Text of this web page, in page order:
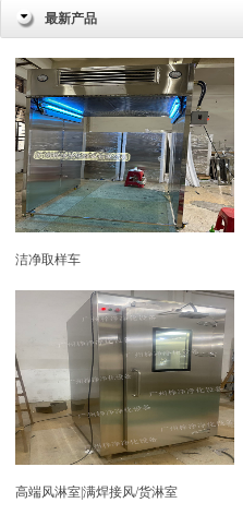
最新产品
洁净取样车
高端风淋室|满焊接风/货淋室